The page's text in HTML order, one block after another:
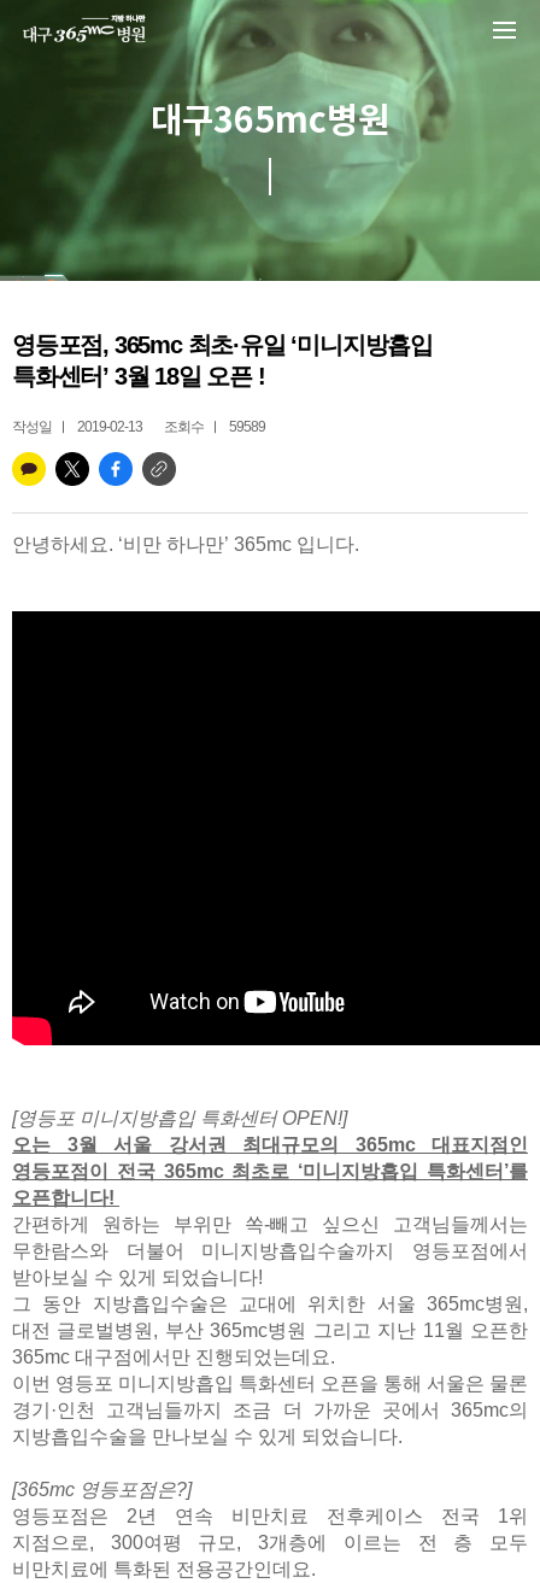
대구365mc병원
영등포점, 365mc 최초·유일 ‘미니지방흡입
특화센터’ 3월 18일 오픈 !
작성일 2019-02-13 조회수 59589
안녕하세요. ‘비만 하나만’ 365mc 입니다.
[영등포 미니지방흡입 특화센터 OPEN!]
오는 3월 서울 강서권 최대규모의 365mc 대표지점인
영등포점이 전국 365mc 최초로 ‘미니지방흡입 특화센터’를
오픈합니다!
간편하게 원하는 부위만 쏙-빼고 싶으신 고객님들께서는
무한람스와 더불어 미니지방흡입수술까지 영등포점에서
받아보실 수 있게 되었습니다!
그 동안 지방흡입수술은 교대에 위치한 서울 365mc병원,
대전 글로벌병원, 부산 365mc병원 그리고 지난 11월 오픈한
365mc 대구점에서만 진행되었는데요.
이번 영등포 미니지방흡입 특화센터 오픈을 통해 서울은 물론
경기·인천 고객님들까지 조금 더 가까운 곳에서 365mc의
지방흡입수술을 만나보실 수 있게 되었습니다.
[365mc 영등포점은?]
영등포점은 2년 연속 비만치료 전후케이스 전국 1위
지점으로, 300여평 규모, 3개층에 이르는 전 층 모두
비만치료에 특화된 전용공간인데요.